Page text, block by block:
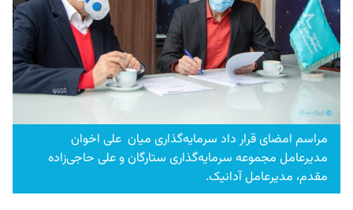
مراسم امضای قرار داد سرمایه‌گذاری میان علی اخوان
مدیرعامل مجموعه سرمایه‌گذاری ستارگان و علی حاجی‌زاده
مقدم، مدیرعامل آدانیک.